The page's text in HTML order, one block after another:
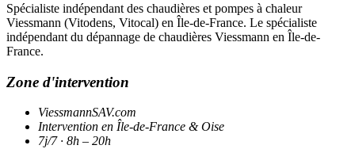
Spécialiste indépendant des chaudières et pompes à chaleur
Viessmann (Vitodens, Vitocal) en Île-de-France. Le spécialiste
indépendant du dépannage de chaudières Viessmann en Île-de-
France.
Zone d'intervention
ViessmannSAV.com
Intervention en Île-de-France & Oise
7j/7 · 8h – 20h